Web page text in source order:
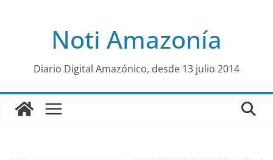
al
Noti Amazonía
Diario Digital Amazónico, desde 13 julio 2014